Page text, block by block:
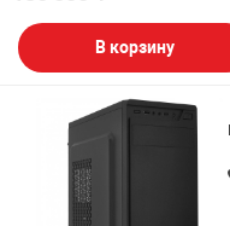
В корзину